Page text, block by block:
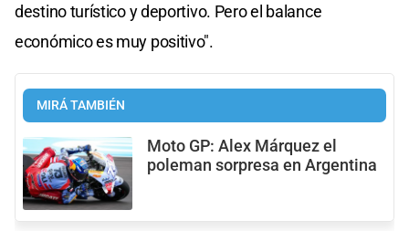
destino turístico y deportivo. Pero el balance
económico es muy positivo".
MIRÁ TAMBIÉN
Moto GP: Alex Márquez el
poleman sorpresa en Argentina